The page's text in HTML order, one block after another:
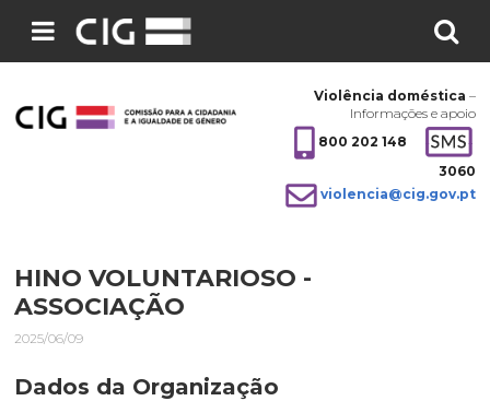
Violência doméstica –
Informações e apoio
800 202 148
3060
violencia@cig.gov.pt
HINO VOLUNTARIOSO -
ASSOCIAÇÃO
2025/06/09
Dados da Organização
Pesquisar